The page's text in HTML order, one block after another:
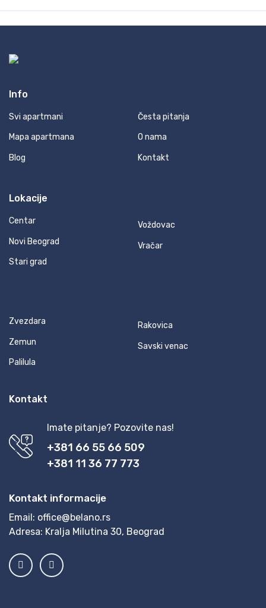
Info
Svi apartmani
Mapa apartmana
Blog
Česta pitanja
O nama
Kontakt
Lokacije
Centar
Novi Beograd
Stari grad
Voždovac
Vračar
Zvezdara
Zemun
Palilula
Rakovica
Savski venac
Kontakt
Imate pitanje? Pozovite nas!
+381 66 55 66 509
+381 11 36 77 773
Kontakt informacije
Email: office@belano.rs
Adresa: Kralja Milutina 30, Beograd